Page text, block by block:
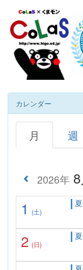
カレンダー
月 週
2026年
1 (土)
2 (日)